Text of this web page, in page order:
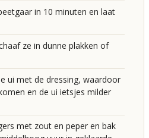
in 10 minuten en laat
ze in dunne plakken of
ui met de dressing, waardoor
en de ui ietsjes milder
met zout en peper en bak